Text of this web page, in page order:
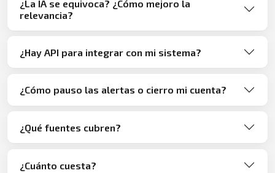
¿La IA se equivoca? ¿Cómo mejoro la
relevancia?
¿Hay API para integrar con mi sistema?
¿Cómo pauso las alertas o cierro mi cuenta?
¿Qué fuentes cubren?
¿Cuánto cuesta?